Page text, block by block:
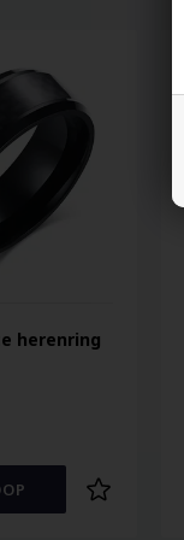
herenring